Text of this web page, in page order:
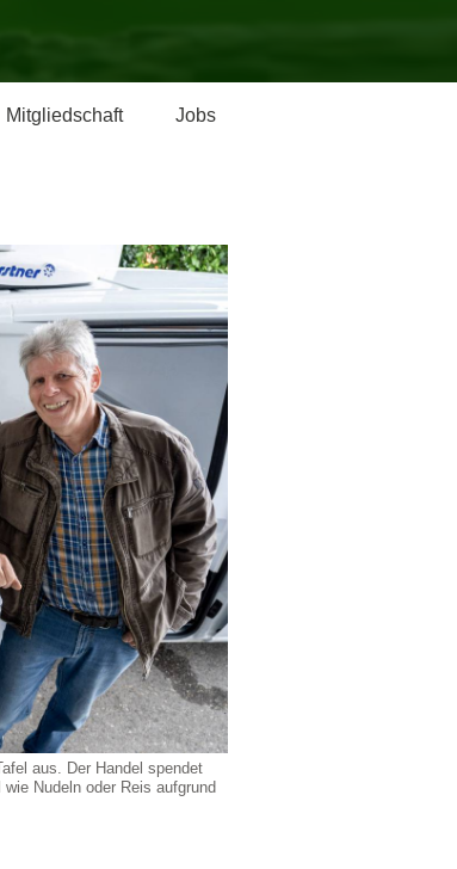
Mitgliedschaft Jobs
aus. Der Handel spendet
Nudeln oder Reis aufgrund